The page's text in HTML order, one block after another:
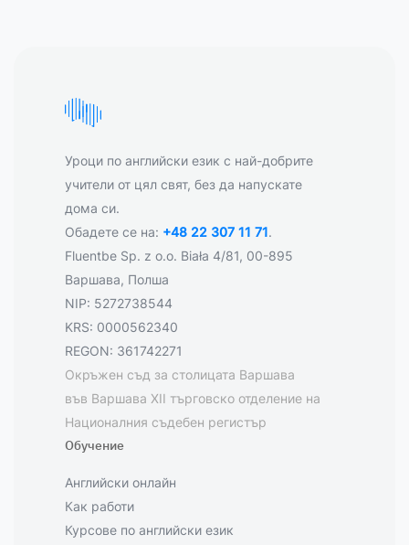
Уроци по английски език с най-добрите
учители от цял свят, без да напускате
дома си.
Обадете се на: +48 22 307 11 71.
Fluentbe Sp. z o.o. Biała 4/81, 00-895
Варшава, Полша
NIP: 5272738544
KRS: 0000562340
REGON: 361742271
Окръжен съд за столицата Варшава
във Варшава XII търговско отделение на
Националния съдебен регистър
Обучение
Английски онлайн
Как работи
Курсове по английски език